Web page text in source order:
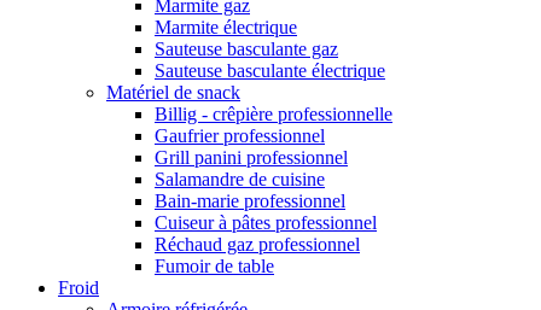
Marmite gaz
Marmite électrique
Sauteuse basculante gaz
Sauteuse basculante électrique
Matériel de snack
Billig - crêpière professionnelle
Gaufrier professionnel
Grill panini professionnel
Salamandre de cuisine
Bain-marie professionnel
Cuiseur à pâtes professionnel
Réchaud gaz professionnel
Fumoir de table
Froid